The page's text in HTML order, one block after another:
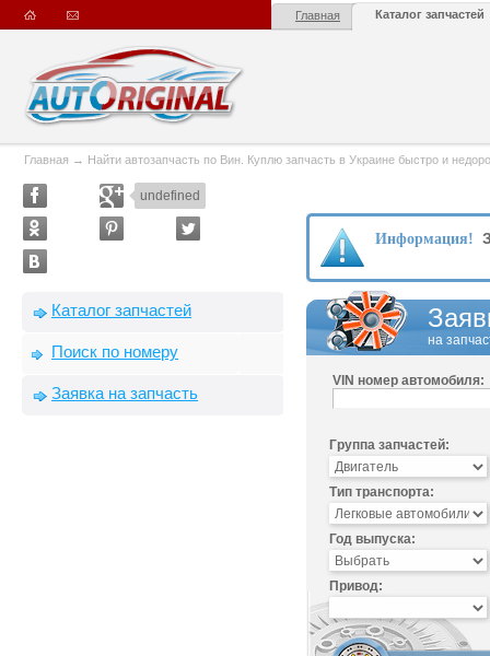
Главная Каталог запчастей
Главная → Найти автозапчасть по Вин. Куплю запчасть в Украине быстро и
undefined
Каталог запчастей
Поиск по номеру
Заявка на запчасть
Информация!
на
VIN номер автомобиля:
Группа запчастей:
Тип транспорта:
Год выпуска:
Привод: